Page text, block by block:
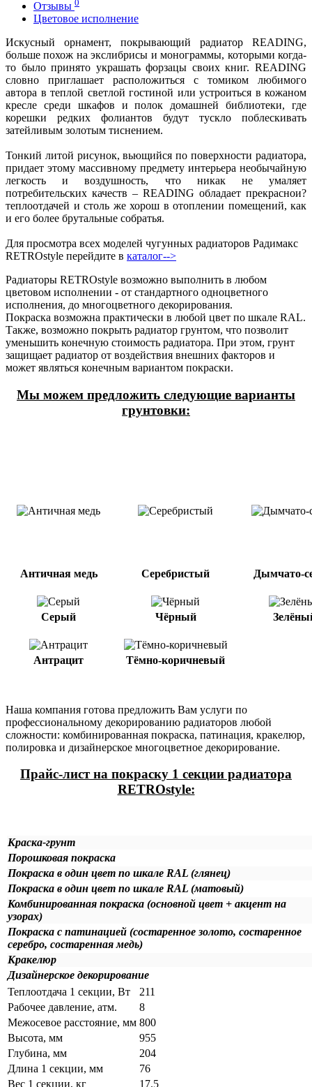
Отзывы 0
Цветовое исполнение
Искусный орнамент, покрывающий радиатор READING,
больше похож на экслибрисы и монограммы, которыми когда-
то было принято украшать форзацы своих книг. READING
словно приглашает расположиться с томиком любимого
автора в теплой светлой гостиной или устроиться в кожаном
кресле среди шкафов и полок домашней библиотеки, где
корешки редких фолиантов будут тускло поблескивать
затейливым золотым тиснением.
Тонкий литой рисунок, вьющийся по поверхности радиатора,
придает этому массивному предмету интерьера необычайную
легкость и воздушность, что никак не умаляет
потребительских качеств – READING обладает прекраснои?
теплоотдачей и столь же хорош в отоплении помещений, как
и его более брутальные собратья.
Для просмотра всех моделей чугунных радиаторов Радимакс
RETROstyle перейдите в каталог-->
Радиаторы RETROstyle возможно выполнить в любом
цветовом исполнении - от стандартного одноцветного
исполнения, до многоцветного декорирования.
Покраска возможна практически в любой цвет по шкале RAL.
Также, возможно покрыть радиатор грунтом, что позволит
уменьшить конечную стоимость радиатора. При этом, грунт
защищает радиатор от воздействия внешних факторов и
может являться конечным вариантом покраски.
Мы можем предложить следующие варианты
грунтовки:
Античная медь Серебристый Дымчато-
Серый Чёрный
Антрацит Тёмно-коричневый
Наша компания готова предложить Вам услуги по
профессиональному декорированию радиаторов любой
сложности: комбинированная покраска, патинация, кракелюр,
полировка и дизайнерское многоцветное декорирование.
Прайс-лист на покраску 1 секции радиатора
RETROstyle:
Краска-грунт
Порошковая покраска
Покраска в один цвет по шкале RAL (глянец)
Покраска в один цвет по шкале RAL (матовый)
Комбинированная покраска (основной цвет + акцент на
узорах)
Покраска с патинацией (состаренное золото, состаренное
серебро, состаренная медь)
Кракелюр
Дизайнерское декорирование
Теплоотдача 1 секции, Вт
211
Рабочее давление, атм.
8
Межосевое расстояние, мм 800
Высота, мм
955
Глубина, мм
204
Длина 1 секции, мм
76
Вес 1 секции, кг
17.5